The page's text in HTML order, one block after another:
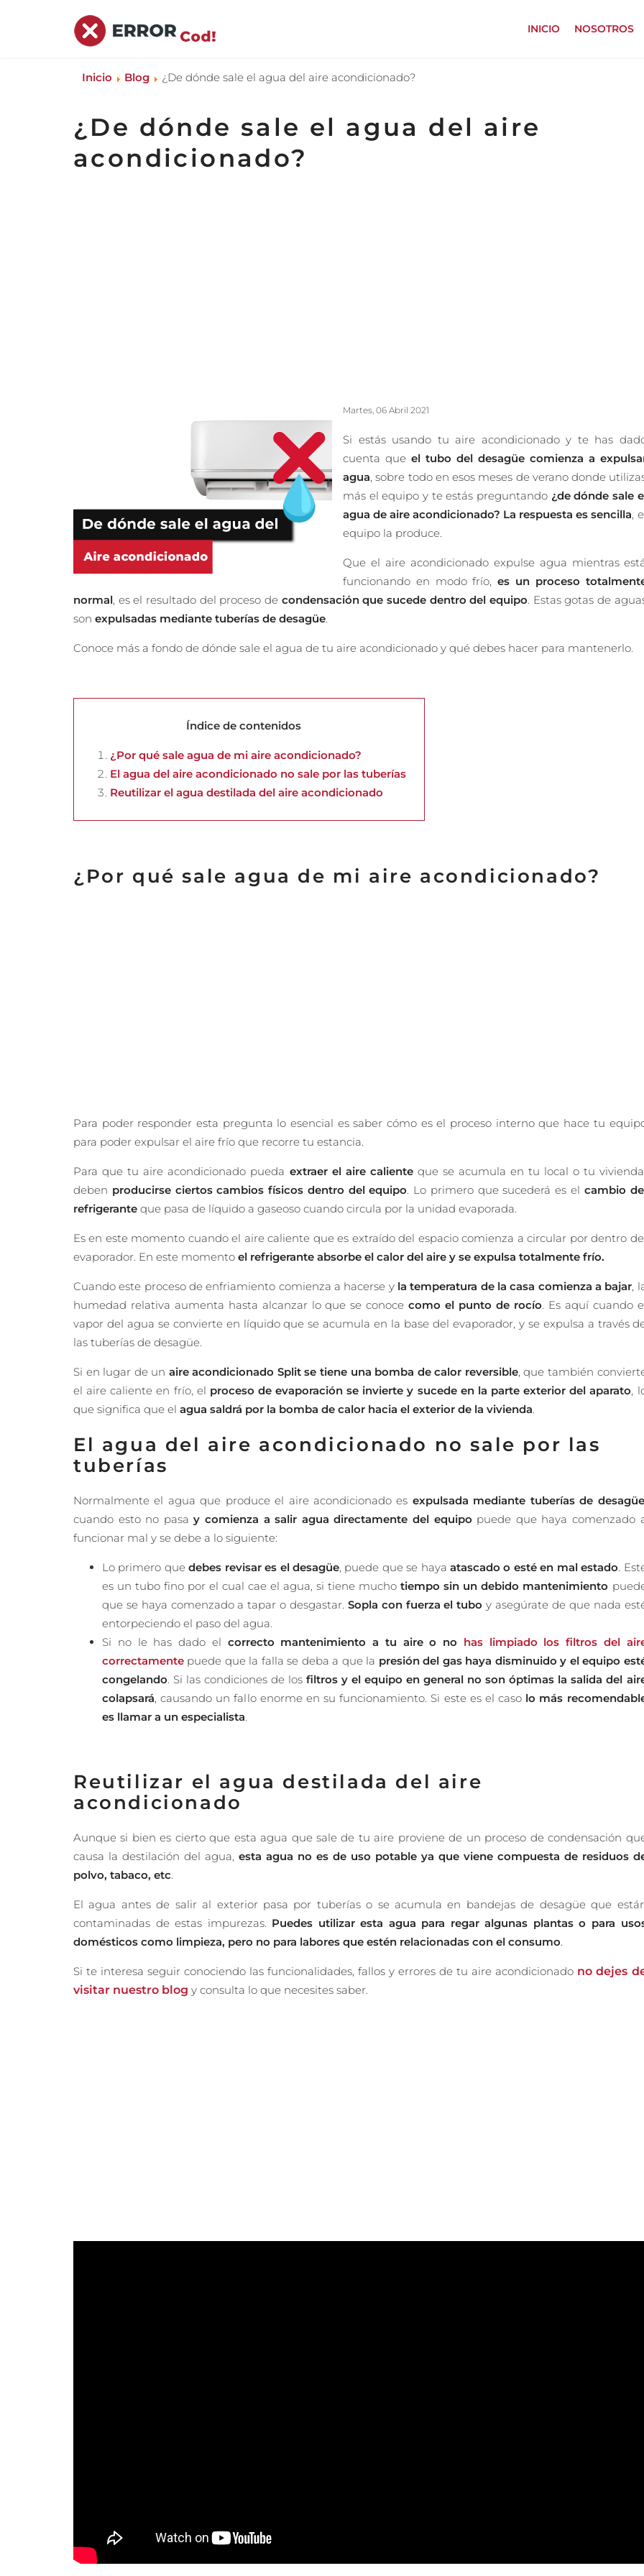
INICIO NOSOTROS
Inicio Blog ¿De dónde sale el agua del aire acondicionado?
¿De dónde sale el agua del aire
acondicionado?
Martes, 06 Abril 2021
Si estás usando tu aire acondicionado y te has
cuenta que el tubo del desagüe comienza a
agua, sobre todo en esos meses de verano donde
más el equipo y te estás preguntando ¿de dónde sale
agua de aire acondicionado? La respuesta es sencilla,
equipo la produce.
Que el aire acondicionado expulse agua mientras
funcionando en modo frío,es un proceso
normal, es el resultado del proceso de condensación que sucede dentro del equipo. Estas gotas de
son expulsadas mediante tuberías de desagüe.
Conoce más a fondo de dónde sale el agua de tu aire acondicionado y qué debes hacer para mantenerlo.
Índice de contenidos
¿Por qué sale agua de mi aire acondicionado?
El agua del aire acondicionado no sale por las tuberías
Reutilizar el agua destilada del aire acondicionado
¿Por qué sale agua de mi aire acondicionado?
Para poder responder esta pregunta lo esencial es saber cómo es el proceso interno que hace tu
para poder expulsar el aire frío que recorre tu estancia.
Para que tu aire acondicionado pueda extraer el aire calienteque se acumula en tu local o tu
deben producirse ciertos cambios físicos dentro del equipo. Lo primero que sucederá es el cambio
refrigerante que pasa de líquido a gaseoso cuando circula por la unidad evaporada.
Es en este momento cuando el aire caliente que es extraído del espacio comienza a circular por dentro
evaporador. En este momento el refrigerante absorbe el calor del aire y se expulsa totalmente frío.
Cuando este proceso de enfriamiento comienza a hacerse y la temperatura de la casa comienza a bajar,
humedad relativa aumenta hasta alcanzar lo que se conocecomo el punto de rocío. Es aquí cuando
vapor del agua se convierte en líquido que se acumula en la base del evaporador, y se expulsa a través
las tuberías de desagüe.
Si en lugar de un aire acondicionado Split se tiene una bomba de calor reversible, que también
el aire caliente en frío, el proceso de evaporación se invierte y sucede en la parte exterior del aparato,
que significa que el agua saldrá por la bomba de calor hacia el exterior de la vivienda.
El agua del aire acondicionado no sale por las
tuberías
Normalmente el agua que produce el aire acondicionado es expulsada mediante tuberías de desagüe
cuando esto no pasay comienza a salir agua directamente del equipo puede que haya comenzado
funcionar mal y se debe a lo siguiente:
Lo primero quedebes revisar es el desagüe, puede que se hayaatascado o esté en mal estado.
es un tubo fino por el cual cae el agua, si tiene muchotiempo sin un debido mantenimiento
que se haya comenzado a tapar o desgastar. Sopla con fuerza el tubo y asegúrate de que nada
entorpeciendo el paso del agua.
Si no le has dado el correcto mantenimiento a tu aire o no has limpiado los filtros del
correctamente puede que la falla se deba a que la presión del gas haya disminuido y el equipo
congelando. Si las condiciones de losfiltros y el equipo en general no son óptimas la salida del
colapsará, causando un fallo enorme en su funcionamiento. Si este es el caso lo más
es llamar a un especialista.
Reutilizar el agua destilada del aire
acondicionado
Aunque si bien es cierto que esta agua que sale de tu aire proviene de un proceso de condensación
causa la destilación del agua, esta agua no es de uso potable ya que viene compuesta de residuos
polvo, tabaco, etc.
El agua antes de salir al exterior pasa por tuberías o se acumula en bandejas de desagüe que
contaminadas de estas impurezas. Puedes utilizar esta agua para regar algunas plantas o para
domésticos como limpieza, pero no para labores que estén relacionadas con el consumo.
Si te interesa seguir conociendo las funcionalidades, fallos y errores de tu aire acondicionado no dejes
visitar nuestro blog y consulta lo que necesites saber.